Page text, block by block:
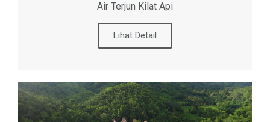
Air Terjun Kilat Api
Lihat Detail